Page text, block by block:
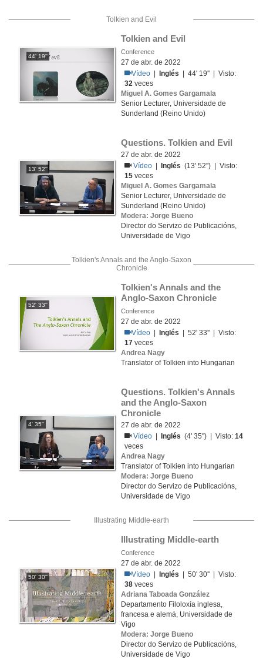
Tolkien and Evil
44' 19''
Tolkien and Evil
Conference
27 de abr. de 2022
Vídeo
Inglés | 44' 19'' | Visto:
32 veces
Miguel A. Gomes Gargamala
Senior Lecturer, Universidade de
Sunderland (Reino Unido)
13' 52''
Questions. Tolkien and Evil
27 de abr. de 2022
Vídeo
Inglés (13' 52'') | Visto:
15 veces
Miguel A. Gomes Gargamala
Senior Lecturer, Universidade de
Sunderland (Reino Unido)
Modera: Jorge Bueno
Director do Servizo de Publicacións,
Universidade de Vigo
Tolkien's Annals and the Anglo-Saxon
Chronicle
52' 33''
Tolkien's Annals and the
Anglo-Saxon Chronicle
Conference
27 de abr. de 2022
Vídeo
Inglés | 52' 33'' | Visto:
17 veces
Andrea Nagy
Translator of Tolkien into Hungarian
4' 35''
Questions. Tolkien's Annals
and the Anglo-Saxon
Chronicle
27 de abr. de 2022
Vídeo
Inglés (4' 35'') | Visto:14
veces
Andrea Nagy
Translator of Tolkien into Hungarian
Modera: Jorge Bueno
Director do Servizo de Publicacións,
Universidade de Vigo
Illustrating Middle-earth
50' 30''
Illustrating Middle-earth
Conference
27 de abr. de 2022
Vídeo
Inglés | 50' 30'' | Visto:
38 veces
Adriana Taboada González
Departamento Filoloxía inglesa,
francesa e alemá, Universidade de
Vigo
Modera: Jorge Bueno
Director do Servizo de Publicacións,
Universidade de Vigo